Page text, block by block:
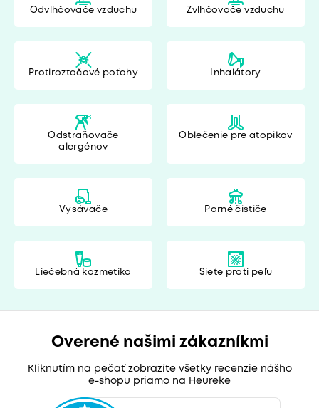
Odvlhčovače vzduchu Zvlhčovače vzduchu
Protiroztočové poťahy Inhalátory
Odstraňovače
alergénov
Oblečenie pre atopikov
Vysávače Parné čističe
Liečebná kozmetika Siete proti peľu
Overené našimi zákazníkmi
Kliknutím na pečať zobrazíte všetky recenzie nášho
e-shopu priamo na Heureke